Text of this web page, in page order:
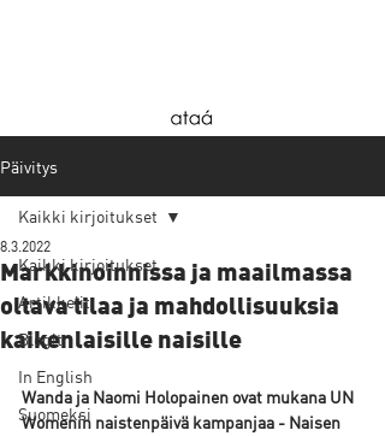
Päivitys
Kaikki kirjoitukset
Artikkelit
Blogit
In English
Suomeksi
Kaikki kirjoitukset
Markkinoinnissa ja maailmassa
oltava tilaa ja mahdollisuuksia
kaikenlaisille naisille
8.3.2022
Wanda ja Naomi Holopainen ovat mukana UN
Womenin naistenpäivä kampanjaa - Naisen